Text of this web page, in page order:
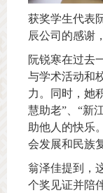
获奖学生代表
辰公司的感谢
阮锐寒在过去
与学术活动和
力。同时，她
慧助老”、“新
助他人的快乐
会发展和民族
翁泽佳提到，
个奖见证并陪